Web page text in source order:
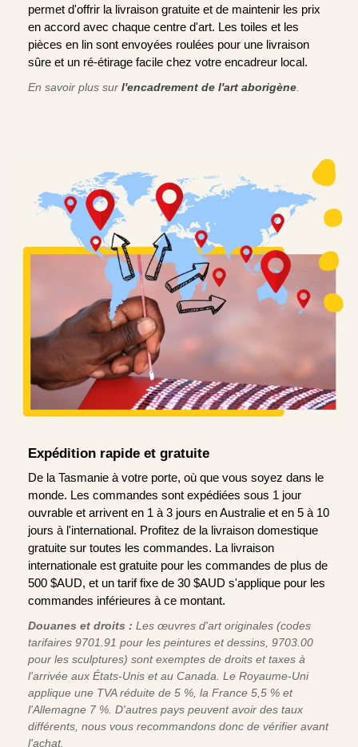
permet d'offrir la livraison gratuite et de maintenir les prix
en accord avec chaque centre d'art. Les toiles et les
pièces en lin sont envoyées roulées pour une livraison
sûre et un ré-étirage facile chez votre encadreur local.
En savoir plus sur l'encadrement de l'art aborigène.
Expédition rapide et gratuite
De la Tasmanie à votre porte, où que vous soyez dans le
monde. Les commandes sont expédiées sous 1 jour
ouvrable et arrivent en 1 à 3 jours en Australie et en 5 à 10
jours à l'international. Profitez de la livraison domestique
gratuite sur toutes les commandes. La livraison
internationale est gratuite pour les commandes de plus de
500 $AUD, et un tarif fixe de 30 $AUD s'applique pour les
commandes inférieures à ce montant.
Douanes et droits : Les œuvres d'art originales (codes
tarifaires 9701.91 pour les peintures et dessins, 9703.00
pour les sculptures) sont exemptes de droits et taxes à
l'arrivée aux États-Unis et au Canada. Le Royaume-Uni
applique une TVA réduite de 5 %, la France 5,5 % et
l'Allemagne 7 %. D'autres pays peuvent avoir des taux
différents, nous vous recommandons donc de vérifier avant
l'achat.